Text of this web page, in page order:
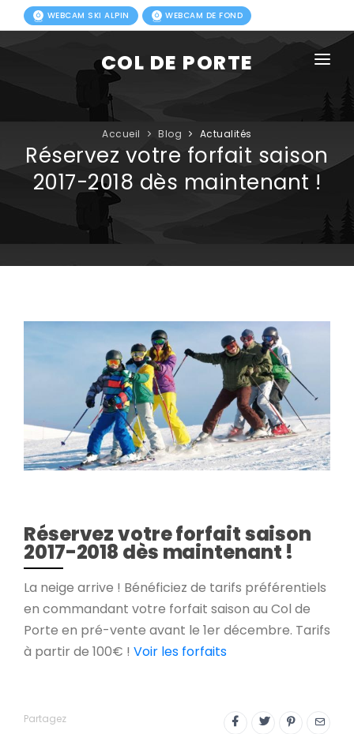
WEBCAM SKI ALPIN WEBCAM DE FOND
COL DE PORTE
FORFAITS
Accueil Blog Actualités
Réservez votre forfait saison
2017-2018 dès maintenant !
Réservez votre forfait saison
2017-2018 dès maintenant !
La neige arrive ! Bénéficiez de tarifs préférentiels
en commandant votre forfait saison au Col de
Porte en pré-vente avant le 1er décembre. Tarifs
à partir de 100€ ! Voir les forfaits
Partagez